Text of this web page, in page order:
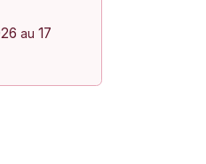
au 17